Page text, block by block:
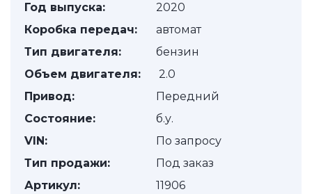
Год выпуска:
2020
Коробка передач:
автомат
Тип двигателя:
бензин
Объем двигателя:
2.0
Привод:
Передний
Состояние:
б.у.
VIN:
По запросу
Тип продажи:
Под заказ
Артикул:
11906